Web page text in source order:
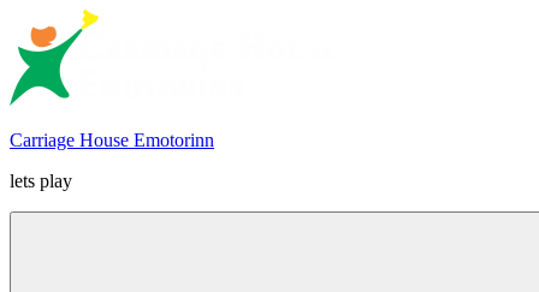
content
Carriage House Emotorinn
lets play